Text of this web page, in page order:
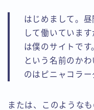
営業力勉強会
有料記事の決済完了
運営者情報
はじめまして。
して働いていま
は僕のサイトで
という名前のか
のはピニャコラー
または、このようなも